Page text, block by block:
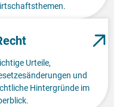
Urteile,
und
Hintergründe im